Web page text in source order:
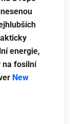
energie,
na fosilní
New